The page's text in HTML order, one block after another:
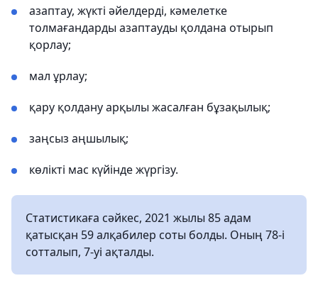
азаптау, жүкті әйелдерді, кәмелетке
толмағандарды азаптауды қолдана отырып
қорлау;
мал ұрлау;
қару қолдану арқылы жасалған бұзақылық;
заңсыз аңшылық;
көлікті мас күйінде жүргізу.
Статистикаға сәйкес, 2021 жылы 85 адам
қатысқан 59 алқабилер соты болды. Оның 78-і
сотталып, 7-уі ақталды.